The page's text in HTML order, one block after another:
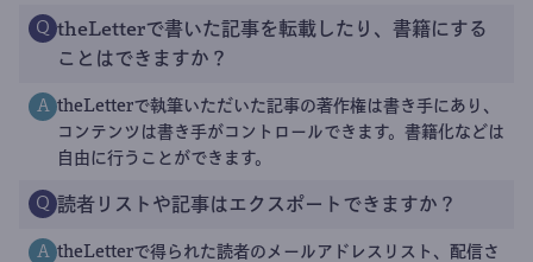
Q theLetterで書いた記事を転載したり、書籍にする
ことはできますか？
A theLetterで執筆いただいた記事の著作権は書き手にあり、
コンテンツは書き手がコントロールできます。書籍化などは
自由に行うことができます。
Q 読者リストや記事はエクスポートできますか？
A theLetterで得られた読者のメールアドレスリスト、配信さ